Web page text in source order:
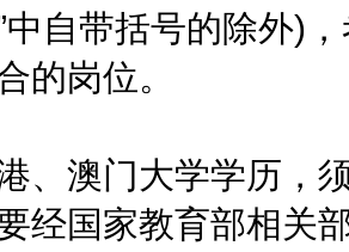
中自带括号的除外)
的岗位。
澳门大学学历，须
经国家教育部相关